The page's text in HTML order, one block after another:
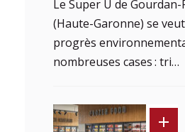
Le Super U de
(Haute-Garonne) se
progrès
nombreuses cases : tri…